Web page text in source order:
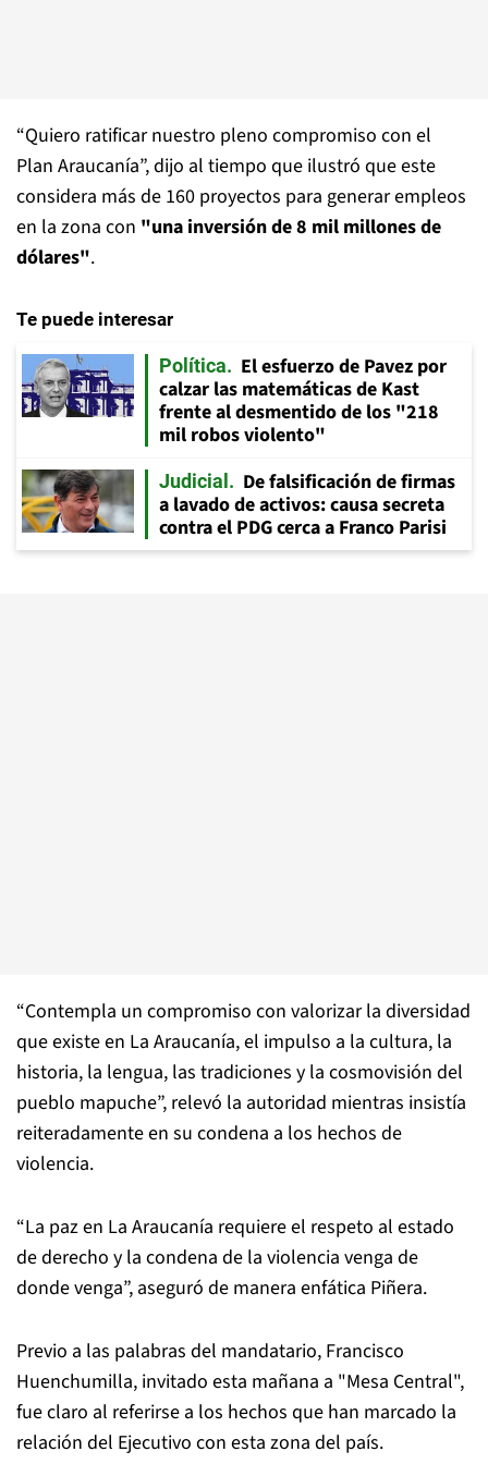
“Quiero ratificar nuestro pleno compromiso con el
Plan Araucanía”, dijo al tiempo que ilustró que este
considera más de 160 proyectos para generar empleos
en la zona con "una inversión de 8 mil millones de
dólares".
Te puede interesar
Política
El esfuerzo de Pavez por
calzar las matemáticas de Kast
frente al desmentido de los "218
mil robos violento"
Judicial
De falsificación de firmas
a lavado de activos: causa secreta
contra el PDG cerca a Franco Parisi
“Contempla un compromiso con valorizar la diversidad
que existe en La Araucanía, el impulso a la cultura, la
historia, la lengua, las tradiciones y la cosmovisión del
pueblo mapuche”, relevó la autoridad mientras insistía
reiteradamente en su condena a los hechos de
violencia.
“La paz en La Araucanía requiere el respeto al estado
de derecho y la condena de la violencia venga de
donde venga”, aseguró de manera enfática Piñera.
Previo a las palabras del mandatario, Francisco
Huenchumilla, invitado esta mañana a "Mesa Central",
fue claro al referirse a los hechos que han marcado la
relación del Ejecutivo con esta zona del país.